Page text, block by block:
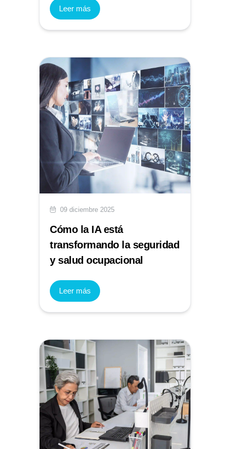
Leer más
09 diciembre 2025
Cómo la IA está
transformando la seguridad
y salud ocupacional
Leer más